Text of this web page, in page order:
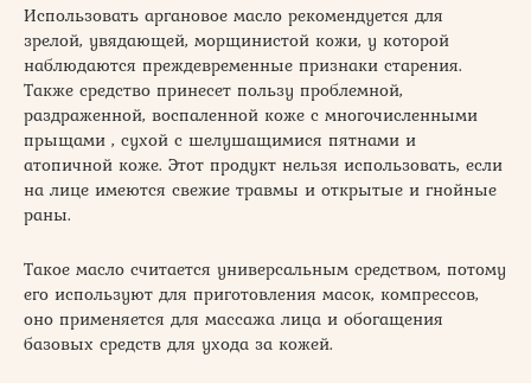
Использовать аргановое масло рекомендуется для
зрелой, увядающей, морщинистой кожи, у которой
наблюдаются преждевременные признаки старения.
Также средство принесет пользу проблемной,
раздраженной, воспаленной коже с многочисленными
прыщами , сухой с шелушащимися пятнами и
атопичной коже. Этот продукт нельзя использовать, если
на лице имеются свежие травмы и открытые и гнойные
раны.
Такое масло считается универсальным средством, потому
его используют для приготовления масок, компрессов,
оно применяется для массажа лица и обогащения
базовых средств для ухода за кожей.